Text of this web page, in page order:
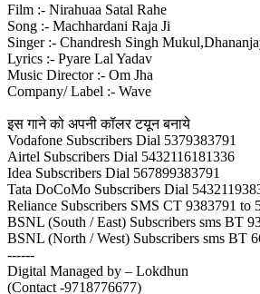
Film :- Nirahuaa Satal Rahe
Song :- Machhardani Raja Ji
Singer :- Chandresh Singh
Lyrics :- Pyare Lal Yadav
Music Director :- Om Jha
Company/ Label :- Wave
इस गाने को अपनी कॉलर टयून बनाये
Vodafone Subscribers Dial 5379383791
Airtel Subscribers Dial 5432116181336
Idea Subscribers Dial 567899383791
Tata DoCoMo Subscribers Dial
Reliance Subscribers SMS CT 9383791 to
BSNL (South / East) Subscribers sms BT
BSNL (North / West) Subscribers sms BT
------
Digital Managed by – Lokdhun
(Contact -9718776677)